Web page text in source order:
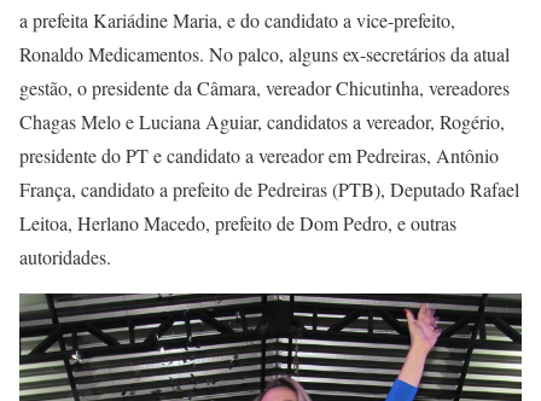
a prefeita Kariádine Maria, e do candidato a vice-prefeito,
Ronaldo Medicamentos. No palco, alguns ex-secretários da atual
gestão, o presidente da Câmara, vereador Chicutinha, vereadores
Chagas Melo e Luciana Aguiar, candidatos a vereador, Rogério,
presidente do PT e candidato a vereador em Pedreiras, Antônio
França, candidato a prefeito de Pedreiras (PTB), Deputado Rafael
Leitoa, Herlano Macedo, prefeito de Dom Pedro, e outras
autoridades.